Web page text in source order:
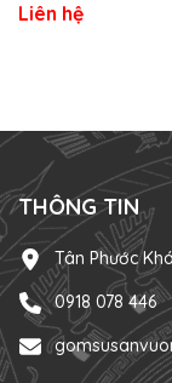
Liên hệ
THÔNG TIN
Tân Phước
0918 078 446